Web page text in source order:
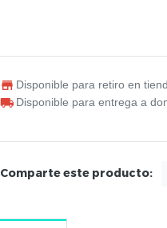
Disponible para retiro en
Disponible para entrega a
Comparte este producto: